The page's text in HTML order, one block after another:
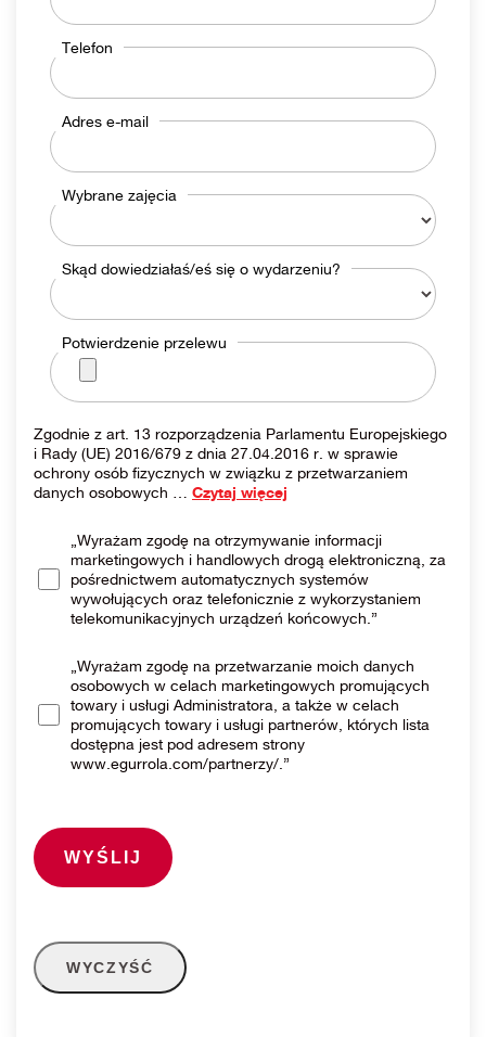
Telefon
Adres e-mail
Wybrane zajęcia
Skąd dowiedziałaś/eś się o wydarzeniu?
Potwierdzenie przelewu
Zgodnie z art. 13 rozporządzenia Parlamentu Europejskiego
i Rady (UE) 2016/679 z dnia 27.04.2016 r. w sprawie
ochrony osób fizycznych w związku z przetwarzaniem
danych osobowych
Czytaj więcej
„Wyrażam zgodę na otrzymywanie informacji
marketingowych i handlowych drogą elektroniczną, za
pośrednictwem automatycznych systemów
wywołujących oraz telefonicznie z wykorzystaniem
telekomunikacyjnych urządzeń końcowych.”
„Wyrażam zgodę na przetwarzanie moich danych
osobowych w celach marketingowych promujących
towary i usługi Administratora, a także w celach
promujących towary i usługi partnerów, których lista
dostępna jest pod adresem strony
www.egurrola.com/partnerzy/.”